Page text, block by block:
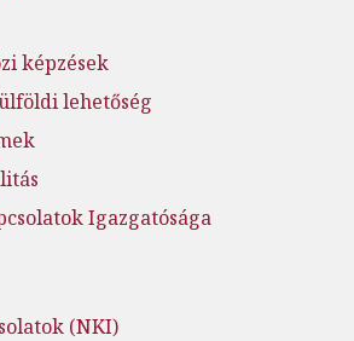
képzések
lehetőség
Igazgatósága
(NKI)